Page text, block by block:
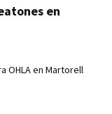
en
OHLA en Martorell